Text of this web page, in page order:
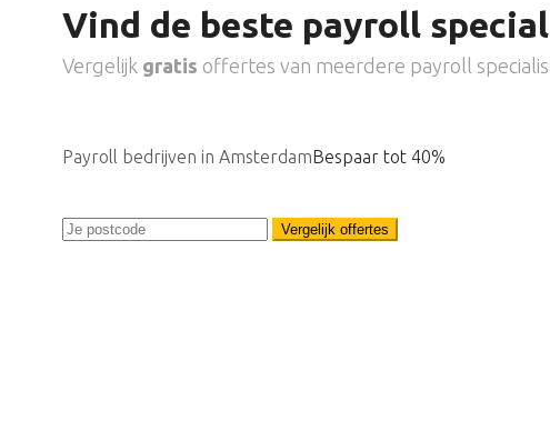
Vind de beste payroll
Vergelijk gratis offertes van meerdere payroll
Payroll bedrijven in AmsterdamBespaar tot 40%
Vergelijk offertes